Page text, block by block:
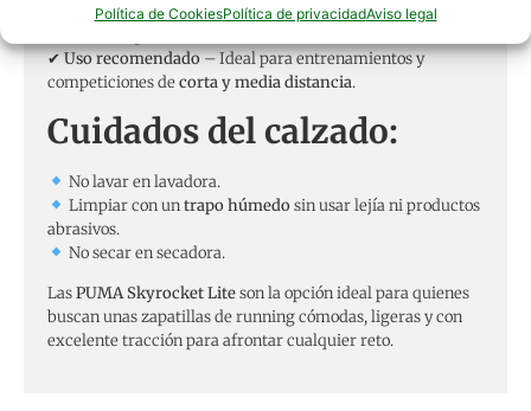
Política de CookiesPolítica de privacidadAviso legal
resistenciapara mayor seguridad en carrera.
✔Uso recomendado– Ideal para entrenamientos y
competiciones decorta y media distancia.
Cuidados del calzado:
No lavar en lavadora.
Limpiar con untrapo húmedosin usar lejía ni productos
abrasivos.
No secar en secadora.
LasPUMA Skyrocket Liteson la opción ideal para quienes
buscan unas zapatillas de running cómodas, ligeras y con
excelente tracción para afrontar cualquier reto.